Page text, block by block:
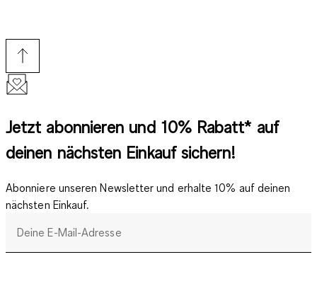
Jetzt abonnieren und 10% Rabatt* auf
deinen nächsten Einkauf sichern!
Abonniere unseren Newsletter und erhalte 10% auf deinen
nächsten Einkauf.
Deine E-Mail-Adresse